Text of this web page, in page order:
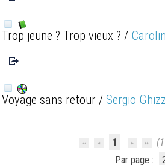
Trop jeune ? Trop vieux ? /
Voyage sans retour / Sergio
1
Par page :